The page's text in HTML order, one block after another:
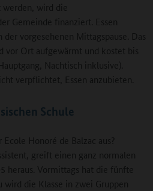
wird die
Gemeinde finanziert. Essen
vorgesehenen Mittagspause. Das
Ort aufgewärmt und kostet bis
Nachtisch inklusive).
verpflichtet, Essen anzubieten.
Schule
Honoré de Balzac aus?
greift einen ganz normalen
heraus. Vormittags hat die fünfte
wird die Klasse in zwei Gruppen